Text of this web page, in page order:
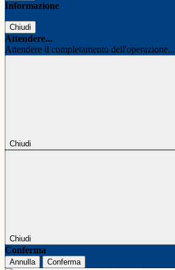
Informazione
Chiudi
Attendere...
Attendere il completamento dell'operazione...
Chiudi
Chiudi
Conferma
Annulla Conferma